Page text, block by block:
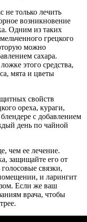
не только лечить
возникновение
Одним из таких
грецкого
можно
сахара.
этого средства,
мята и цветы
свойств
ореха, кураги,
с добавлением
день по чайной
чем ее лечение.
защищайте его от
связки,
и ларингит
Если же ваш
врача, чтобы